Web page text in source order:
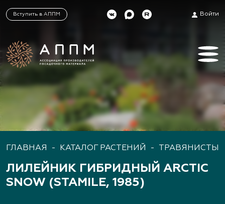
Вступить в АППМ Войти
ГЛАВНАЯ - КАТАЛОГ РАСТЕНИЙ -
ЛИЛЕЙНИК ГИБРИДНЫЙ ARCTIC
SNOW (STAMILE, 1985)